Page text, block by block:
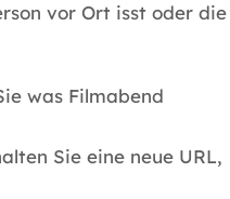
vor Ort isst oder die
was Filmabend
Sie eine neue URL,